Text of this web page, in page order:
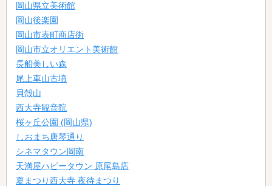
岡山県立美術館
岡山後楽園
岡山市表町商店街
岡山市立オリエント美術館
長船美しい森
尾上車山古墳
貝殻山
西大寺観音院
桜ヶ丘公園 (岡山県)
しおまち唐琴通り
シネマタウン岡南
天満屋ハピータウン 原尾島店
夏まつり西大寺 夜待まつり